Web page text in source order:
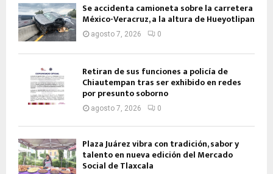
Se accidenta camioneta sobre la carretera
México-Veracruz, a la altura de Hueyotlipan
agosto 7, 2026 0
Retiran de sus funciones a policía de
Chiautempan tras ser exhibido en redes
por presunto soborno
agosto 7, 2026 0
Plaza Juárez vibra con tradición, sabor y
talento en nueva edición del Mercado
Social de Tlaxcala